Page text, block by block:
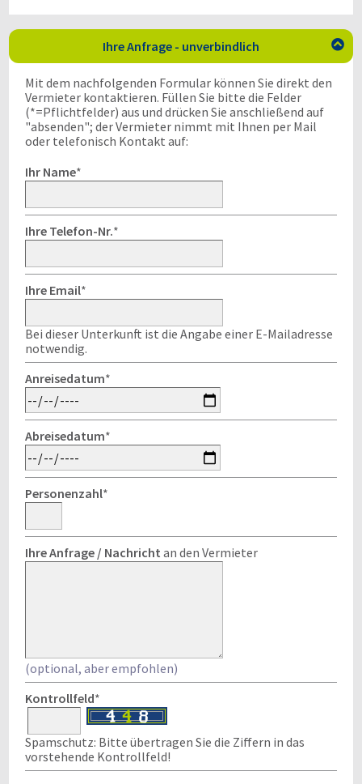
Ihre Anfrage - unverbindlich 
Mit dem nachfolgenden Formular können Sie direkt den
Vermieter kontaktieren. Füllen Sie bitte die Felder
(*=Pflichtfelder) aus und drücken Sie anschließend auf
"absenden"; der Vermieter nimmt mit Ihnen per Mail
oder telefonisch Kontakt auf:
Ihr Name*
Ihre Telefon-Nr.*
Ihre Email*
Bei dieser Unterkunft ist die Angabe einer E-Mailadresse
notwendig.
Anreisedatum*
Abreisedatum*
Personenzahl*
Ihre Anfrage / Nachricht an den Vermieter
(optional, aber empfohlen)
Kontrollfeld*
Spamschutz: Bitte übertragen Sie die Ziffern in das
vorstehende Kontrollfeld!